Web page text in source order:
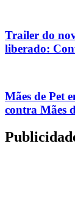
Trailer do
liberado:
Mães de Pet
contra Mães